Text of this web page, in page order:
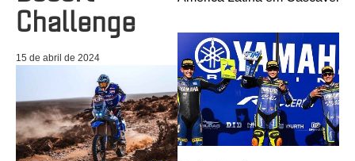
Challenge
15 de abril de 2024